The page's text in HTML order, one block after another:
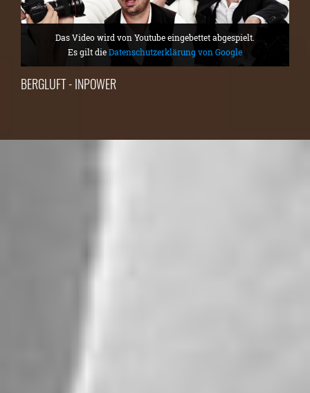
Das Video wird von Youtube eingebettet abgespielt.
Es gilt dieDatenschutzerklärung von Google
BERGLUFT - INPOWER